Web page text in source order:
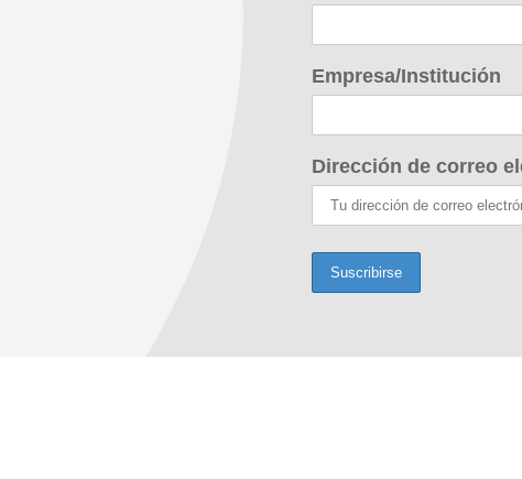
Empresa/Institución
Dirección de correo